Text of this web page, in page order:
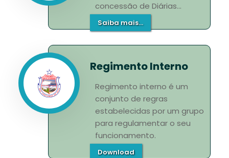
concessão de Diárias...
Saiba mais...
Regimento Interno
Regimento interno é um
conjunto de regras
estabelecidas por um grupo
para regulamentar o seu
funcionamento.
Download